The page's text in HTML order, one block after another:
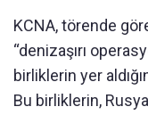
KCNA, törende
“denizaşırı
birliklerin yer
Bu birliklerin,